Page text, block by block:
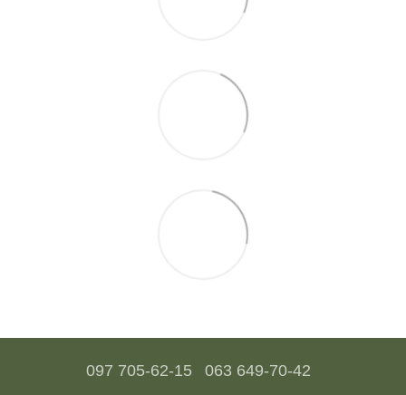
097 705-62-15 063 649-70-42